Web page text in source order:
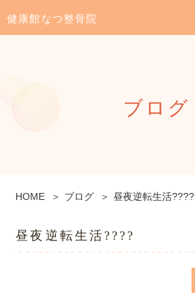
健康館なつ整骨院
ブログ
HOME ブログ 昼夜逆転生活????
昼夜逆転生活????